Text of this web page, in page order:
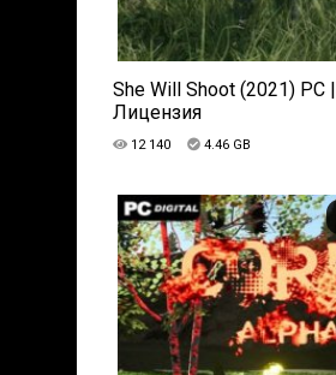
She Will Shoot (2021) PC |
Лицензия
12 140 4.46 GB